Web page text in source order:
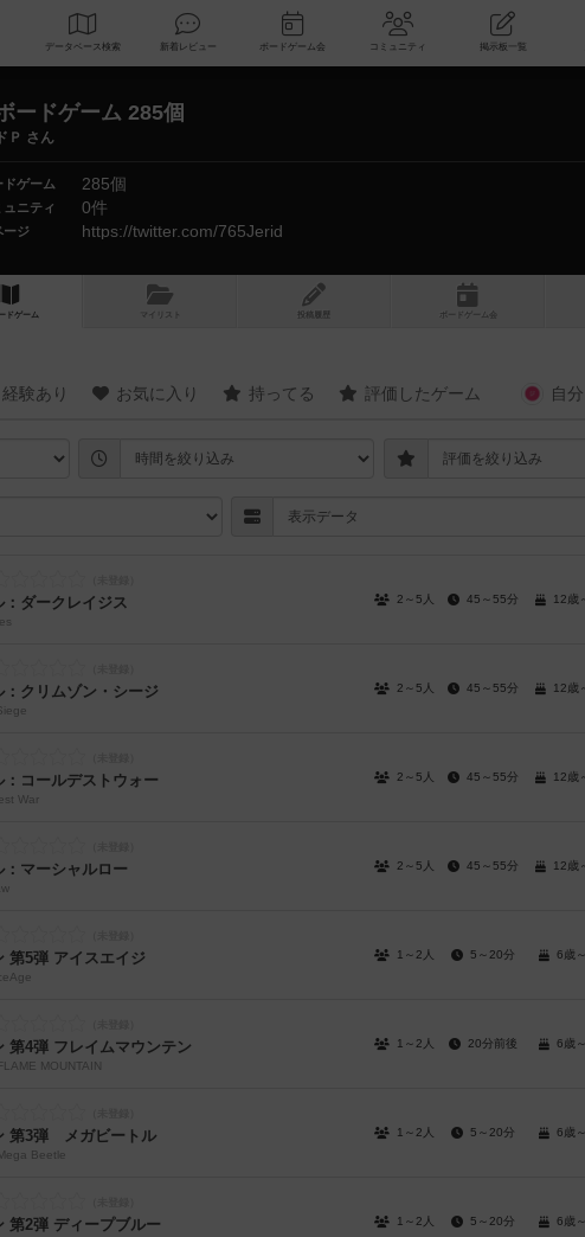
データベース 検索 新着レビュー ボードゲーム会 コミュニティ
ードゲーム 285個
Ｐ さん
ドゲーム 285個
ニティ 0件
ージ https://twitter.com/765Jerid
ドゲーム マイリスト 投稿履歴 ボ ドゲ ーム
経験あり お気に入り 持ってる 評価したゲーム 自分
ダークレイジス 2～5人 45～55分 12歳
クリムゾン・シージ 2～5人 45～55分 12歳
コールデストウォー
War
2～5人 45～55分 12歳
マーシャルロー 2～5人 45～55分 12歳
第5弾 アイスエイジ 1～2人 5～20分 6歳～
第4弾 フレイムマウンテン
MOUNTAIN
1～2人 20分前後 6歳～
第3弾 メガビートル
Beetle
1～2人 5～20分 6歳～
第2弾 ディープブルー 1～2人 5～20分 6歳～